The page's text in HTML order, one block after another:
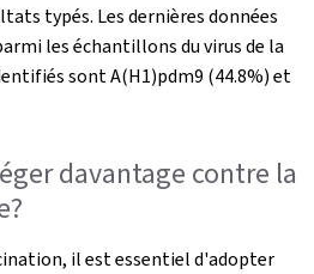
typés. Les dernières données
les échantillons du virus de la
sont A(H1)pdm9 (44.8%) et
davantage contre la
il est essentiel d'adopter